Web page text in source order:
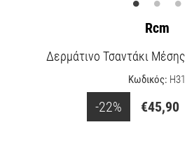
Rcm
Δερμάτινο Τσαντάκι
Κωδικός: H31
-22% €45,90